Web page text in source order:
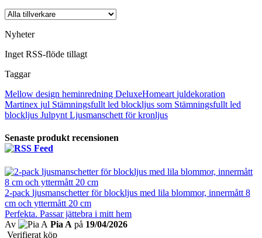
Nyheter
Inget RSS-flöde tillagt
Taggar
Mellow design heminredning DeluxeHomeart juldekoration
Martinex jul Stämningsfullt led blockljus som Stämningsfullt led
blockljus Julpynt Ljusmanschett för kronljus
Senaste produkt recensionen
2-pack ljusmanschetter för blockljus med lila blommor, innermått 8
cm och yttermått 20 cm
Perfekta. Passar jättebra i mitt hem
Av
Pia A på 19/04/2026
Verifierat köp